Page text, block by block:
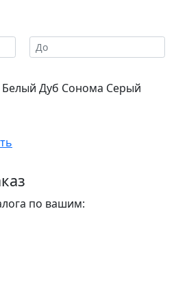
Белый Дуб Сонома Серый
по вашим: